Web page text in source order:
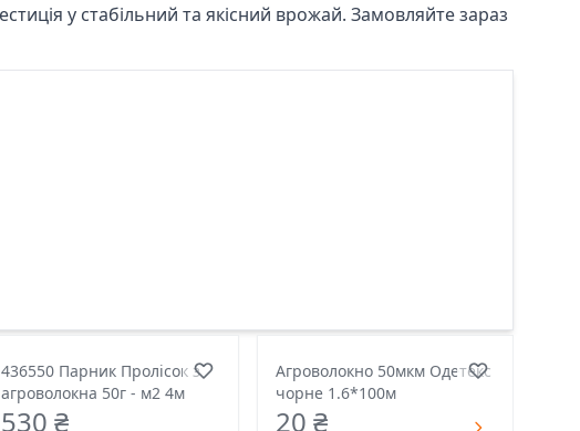
у стабільний та якісний врожай. Замовляйте зараз
436550 Парник Пролісок з
агроволокна 50г - м2 4м
530 ₴
Агроволокно 50мкм Одетекс
чорне 1.6*100м
20 ₴